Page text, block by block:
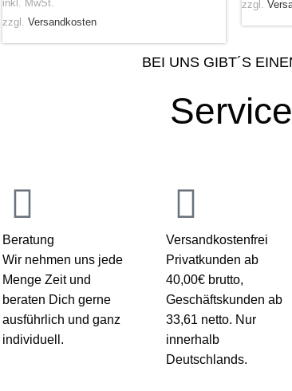
inkl. MwSt.
zzgl. Versandkosten
zzgl.
BEI UNS GIBT´S
Service
Beratung
Wir nehmen uns jede
Menge Zeit und
beraten Dich gerne
ausführlich und ganz
individuell.
Versandkostenfrei
Privatkunden ab
40,00€ brutto,
Geschäftskunden ab
33,61 netto. Nur
innerhalb
Deutschlands.